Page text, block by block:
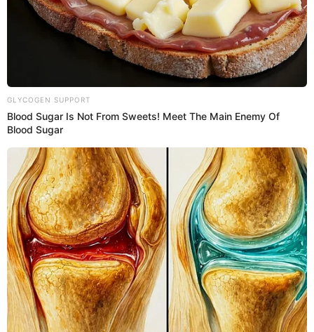
¿Por qué no funciona la app de
Interbank?
La app móvil de Interbank ha registrado fallas que
afectan el acceso a cuentas, los pagos con tarjeta y
los retiros en cajeros automáticos, según reportes
recientes.
12:01 31/10/2024
Interbank anuncia suspensión de
sus servicios HOY 31 de octubre